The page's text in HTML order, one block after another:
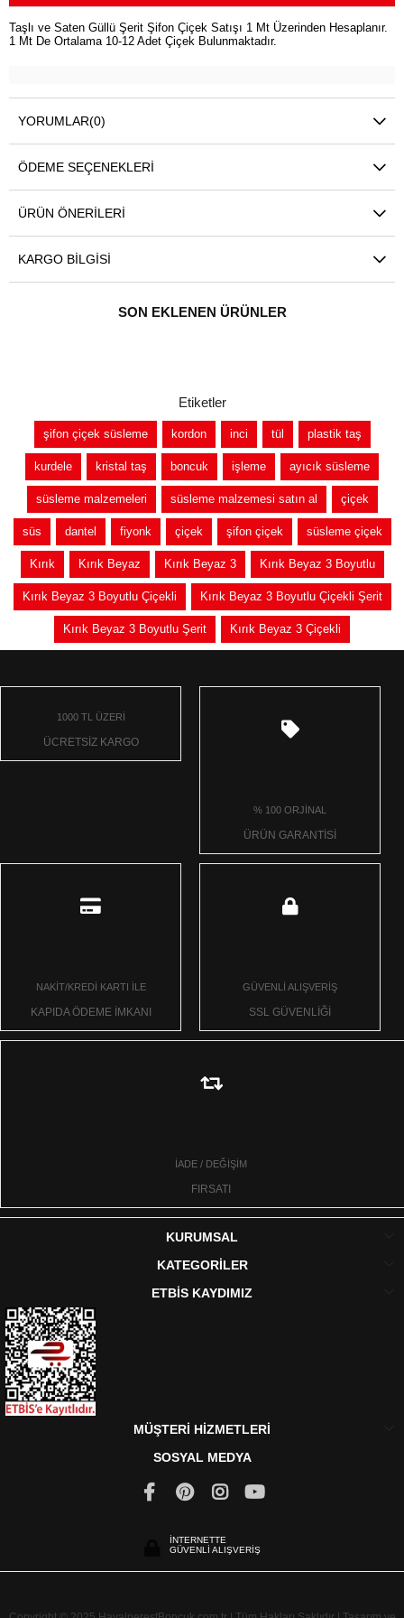
Taşlı ve Saten Güllü Şerit Şifon Çiçek Satışı 1 Mt Üzerinden Hesaplanır.
1 Mt De Ortalama 10-12 Adet Çiçek Bulunmaktadır.
YORUMLAR(0)
ÖDEME SEÇENEKLERI
ÜRÜN ÖNERILERI
KARGO BILGISI
SON EKLENEN ÜRÜNLER
Etiketler
şifon çiçek süsleme kordon inci tül plastik taş
kurdele kristal taş boncuk işleme ayıcık süsleme
süsleme malzemeleri süsleme malzemesi satın al çiçek
süs dantel fiyonk çiçek şifon çiçek süsleme çiçek
Kırık Kırık Beyaz Kırık Beyaz 3 Kırık Beyaz 3 Boyutlu
Kırık Beyaz 3 Boyutlu Çiçekli Kırık Beyaz 3 Boyutlu Çiçekli Şerit
Kırık Beyaz 3 Boyutlu Şerit Kırık Beyaz 3 Çiçekli
1000 TL ÜZERİ
ÜCRETSİZ KARGO
% 100 ORJİNAL
ÜRÜN GARANTİSİ
NAKİT/KREDİ KARTI İLE
KAPIDA ÖDEME İMKANI
GÜVENLİ ALIŞVERİŞ
SSL GÜVENLİĞİ
İADE / DEĞİŞİM
FIRSATI
KURUMSAL
KATEGORİLER
ETBİS KAYDIMIZ
MÜŞTERİ HİZMETLERİ
SOSYAL MEDYA
İNTERNETTE
GÜVENLİ ALIŞVERİŞ